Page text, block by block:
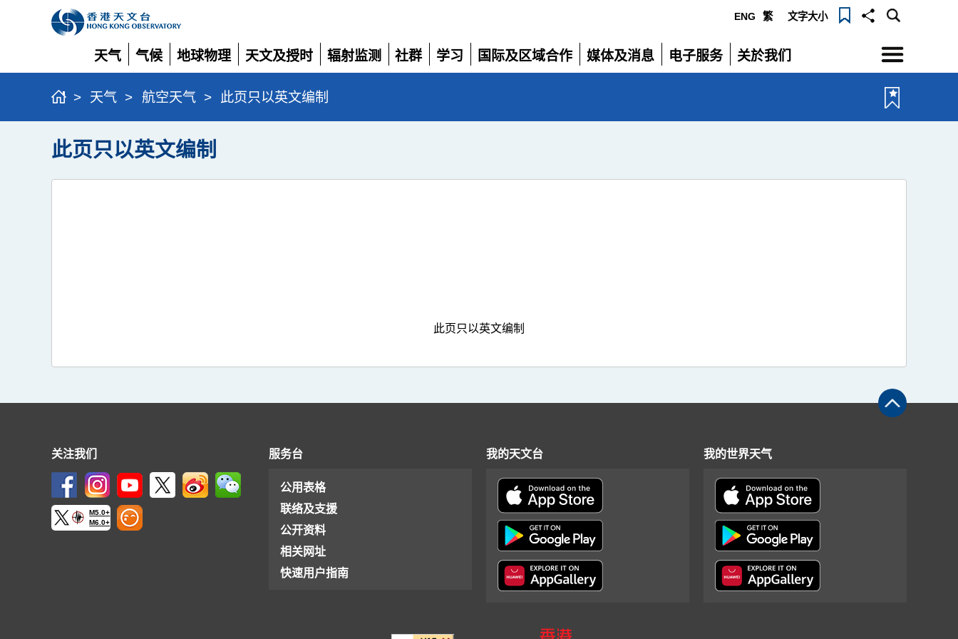
ENG 繁 文字大小
天气
展
开
气候
展
开
地球物理
展
开
天文及授时
展
开
辐射监测
展
开
社群
展
学习
展
国际及区域合作
展
媒体及消息
展
电子服务
展
关於我们
展
选
单
> 天气 > 航空天气 > 此页只以英文编制
此页只以英文编制
此页只以英文编制
关注我们
M5.0+
M6.0+
服务台
公用表格
联络及支援
公开资料
相关网址
快速用户指南
我的天文台 我的世界天气